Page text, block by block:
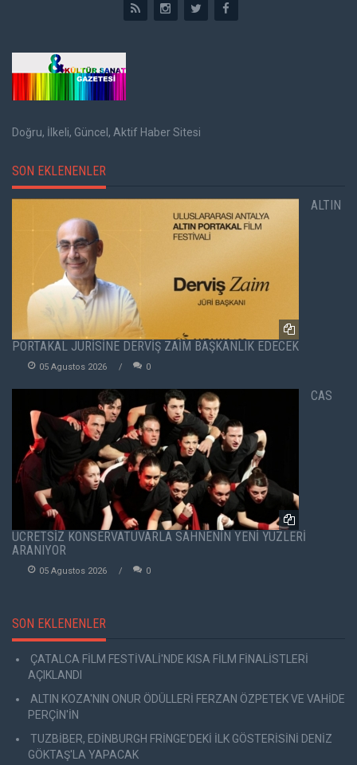
Doğru, İlkeli, Güncel, Aktif Haber Sitesi
SON EKLENENLER
ALTIN
PORTAKAL JÜRİSİNE DERVİŞ ZAİM BAŞKANLIK EDECEK
05 Agustos 2026 0
CAS
ÜCRETSİZ KONSERVATUVARLA SAHNENİN YENİ YÜZLERİ
ARANIYOR
05 Agustos 2026 0
SON EKLENENLER
ÇATALCA FİLM FESTİVALİ'NDE KISA FİLM FİNALİSTLERİ
AÇIKLANDI
ALTIN KOZA'NIN ONUR ÖDÜLLERİ FERZAN ÖZPETEK VE VAHİDE
PERÇİN'İN
TUZBİBER, EDİNBURGH FRİNGE'DEKİ İLK GÖSTERİSİNİ DENİZ
GÖKTAŞ'LA YAPACAK